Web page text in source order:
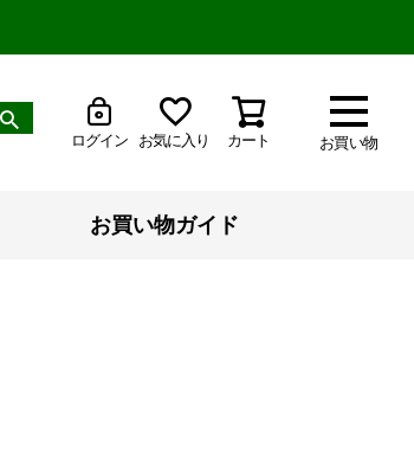
お買い物
ログイン お気に入り カート
お買い物ガイド